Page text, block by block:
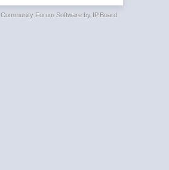
Community Forum Software by IP.Board